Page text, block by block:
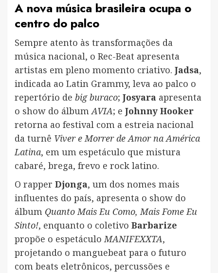
A nova música brasileira ocupa o
centro do palco
Sempre atento às transformações da
música nacional, o Rec-Beat apresenta
artistas em pleno momento criativo. Jadsa,
indicada ao Latin Grammy, leva ao palco o
repertório de big buraco; Josyara apresenta
o show do álbumAVIA; e Johnny Hooker
retorna ao festival com a estreia nacional
da turnê Viver e Morrer de Amor na América
Latina, em um espetáculo que mistura
cabaré, brega, frevo e rock latino.
O rapper Djonga, um dos nomes mais
influentes do país, apresenta o show do
álbum Quanto Mais Eu Como, Mais Fome Eu
Sinto!, enquanto o coletivo Barbarize
propõe o espetáculoMANIFEXXTA,
projetando o manguebeat para o futuro
com beats eletrônicos, percussões e